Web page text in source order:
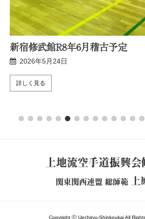
新宿修武館R8年6月稽古予定
2026年5月24日
詳しく見る
上地流空手道振興
関東関西連盟 総師範 上
Copyright Ⓒ Uechiryu-Shinkoukai All